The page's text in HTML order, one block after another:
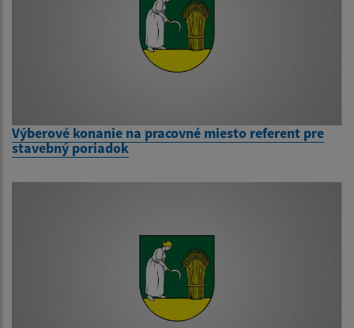
Výberové konanie na pracovné miesto referent pre
stavebný poriadok